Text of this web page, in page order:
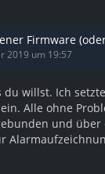
Firmware
2019 um 19:57
du willst. Ich
Alle ohne
und über